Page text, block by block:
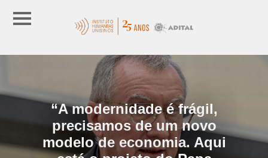
“A modernidade é frágil,
precisamos de um novo
modelo de economia. Aqui